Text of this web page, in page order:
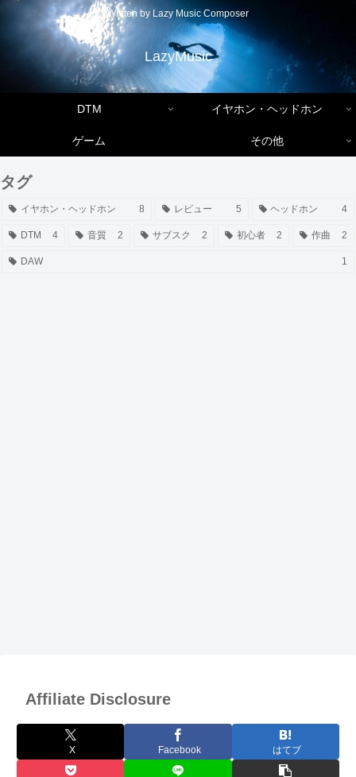
Written by Lazy Music Composer
LazyMusic
DTM イヤホン・ヘッドホン
ゲーム その他
タグ
イヤホン・ヘッドホン 8 レビュー 5 ヘッドホン 4
DTM 4 音質 2 サブスク 2 初心者 2 作曲 2
DAW 1
Affiliate Disclosure
X Facebook はてブ